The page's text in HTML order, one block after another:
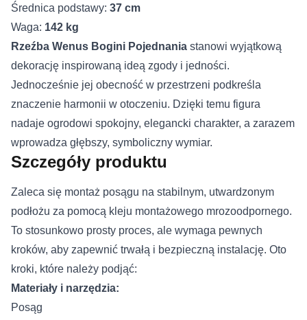
Średnica podstawy: 37 cm
Waga: 142 kg
Rzeźba Wenus Bogini Pojednania stanowi wyjątkową
dekorację inspirowaną ideą zgody i jedności.
Jednocześnie jej obecność w przestrzeni podkreśla
znaczenie harmonii w otoczeniu. Dzięki temu figura
nadaje ogrodowi spokojny, elegancki charakter, a zarazem
wprowadza głębszy, symboliczny wymiar.
Szczegóły produktu
Zaleca się montaż posągu na stabilnym, utwardzonym
podłożu za pomocą kleju montażowego mrozoodpornego.
To stosunkowo prosty proces, ale wymaga pewnych
kroków, aby zapewnić trwałą i bezpieczną instalację. Oto
kroki, które należy podjąć:
Materiały i narzędzia:
Posąg